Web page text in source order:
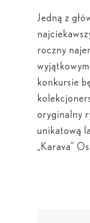
Jedną z
roczny
konkursie
oryginalny
unikatową
„Karava”